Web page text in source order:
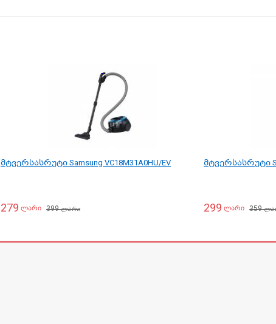
მტვერსასრუტი Samsung VC18M31A0HU/EV
279 ლარი 399ლარი
მტვერსასრუტი
299 ლარი 359